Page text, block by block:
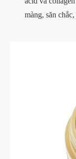
màng, săn